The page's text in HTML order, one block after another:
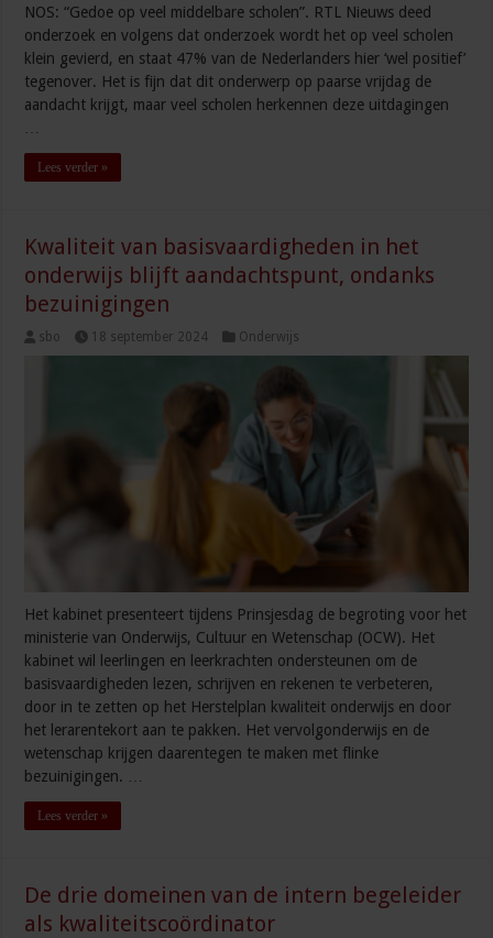
NOS: “Gedoe op veel middelbare scholen”. RTL Nieuws deed
onderzoek en volgens dat onderzoek wordt het op veel scholen
klein gevierd, en staat 47% van de Nederlanders hier ‘wel positief’
tegenover. Het is fijn dat dit onderwerp op paarse vrijdag de
aandacht krijgt, maar veel scholen herkennen deze uitdagingen
Lees verder »
Kwaliteit van basisvaardigheden in het
onderwijs blijft aandachtspunt, ondanks
bezuinigingen
sbo 18 september 2024 Onderwijs
Het kabinet presenteert tijdens Prinsjesdag de begroting voor het
ministerie van Onderwijs, Cultuur en Wetenschap (OCW). Het
kabinet wil leerlingen en leerkrachten ondersteunen om de
basisvaardigheden lezen, schrijven en rekenen te verbeteren,
door in te zetten op het Herstelplan kwaliteit onderwijs en door
het lerarentekort aan te pakken. Het vervolgonderwijs en de
wetenschap krijgen daarentegen te maken met flinke
bezuinigingen. …
Lees verder »
De drie domeinen van de intern begeleider
als kwaliteitscoördinator